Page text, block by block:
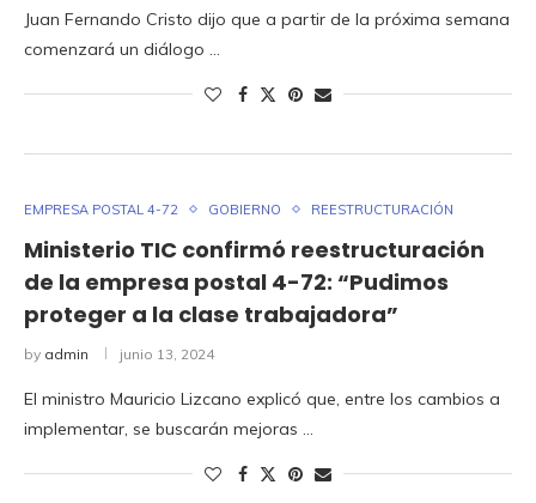
Juan Fernando Cristo dijo que a partir de la próxima semana
comenzará un diálogo …
EMPRESA POSTAL 4-72 GOBIERNO REESTRUCTURACIÓN
Ministerio TIC confirmó reestructuración
de la empresa postal 4-72: “Pudimos
proteger a la clase trabajadora”
by admin junio 13, 2024
El ministro Mauricio Lizcano explicó que, entre los cambios a
implementar, se buscarán mejoras …